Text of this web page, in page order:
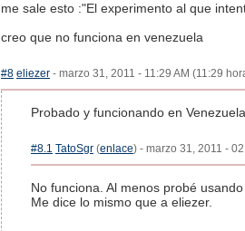
me sale esto :"El experimento al que
creo que no funciona en venezuela
#8 eliezer - marzo 31, 2011 - 11:29 AM (11:29
Probado y funcionando en
#8.1 TatoSgr (enlace) - marzo 31, 2011 -
No funciona. Al menos probé
Me dice lo mismo que a eliezer.